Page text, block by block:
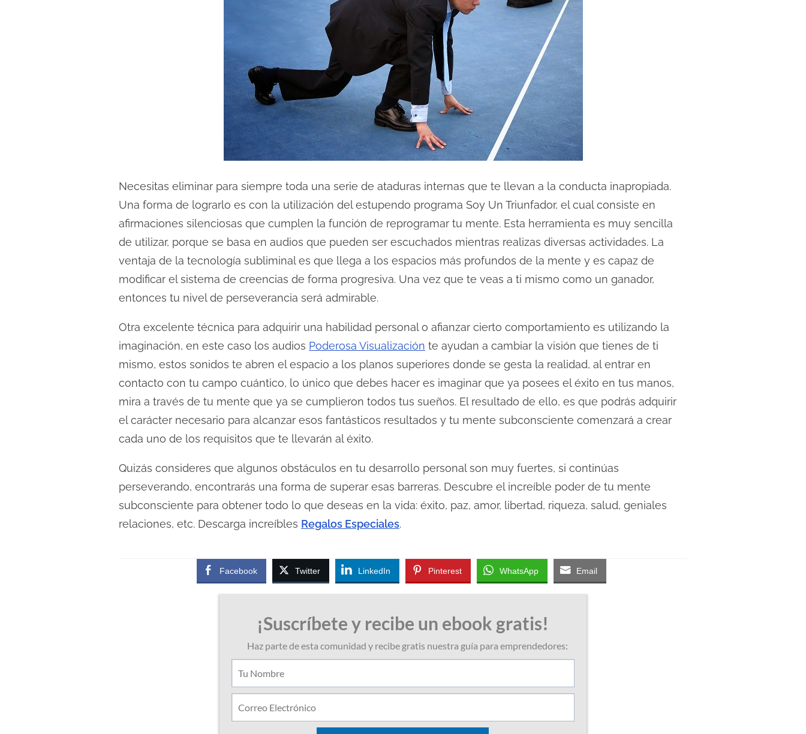
Necesitas eliminar para siempre toda una serie de ataduras internas que te llevan a la conducta inapropiada.
Una forma de lograrlo es con la utilización del estupendo programa Soy Un Triunfador, el cual consiste en
afirmaciones silenciosas que cumplen la función de reprogramar tu mente. Esta herramienta es muy sencilla
de utilizar, porque se basa en audios que pueden ser escuchados mientras realizas diversas actividades. La
ventaja de la tecnología subliminal es que llega a los espacios más profundos de la mente y es capaz de
modificar el sistema de creencias de forma progresiva. Una vez que te veas a ti mismo como un ganador,
entonces tu nivel de perseverancia será admirable.
Otra excelente técnica para adquirir una habilidad personal o afianzar cierto comportamiento es utilizando la
imaginación, en este caso los audios Poderosa Visualización te ayudan a cambiar la visión que tienes de ti
mismo, estos sonidos te abren el espacio a los planos superiores donde se gesta la realidad, al entrar en
contacto con tu campo cuántico, lo único que debes hacer es imaginar que ya posees el éxito en tus manos,
mira a través de tu mente que ya se cumplieron todos tus sueños. El resultado de ello, es que podrás adquirir
el carácter necesario para alcanzar esos fantásticos resultados y tu mente subconsciente comenzará a crear
cada uno de los requisitos que te llevarán al éxito.
Quizás consideres que algunos obstáculos en tu desarrollo personal son muy fuertes, si continúas
perseverando, encontrarás una forma de superar esas barreras. Descubre el increíble poder de tu mente
subconsciente para obtener todo lo que deseas en la vida: éxito, paz, amor, libertad, riqueza, salud, geniales
relaciones, etc. Descarga increíbles Regalos Especiales.
Facebook Twitter LinkedIn Pinterest WhatsApp Email